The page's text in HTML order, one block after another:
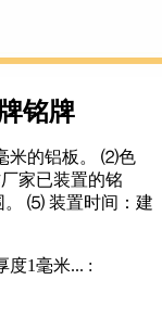
铭牌
米的铝板。 ⑵色
家已装置的铭
。 ⑸ 装置时间：建
度1毫米... :